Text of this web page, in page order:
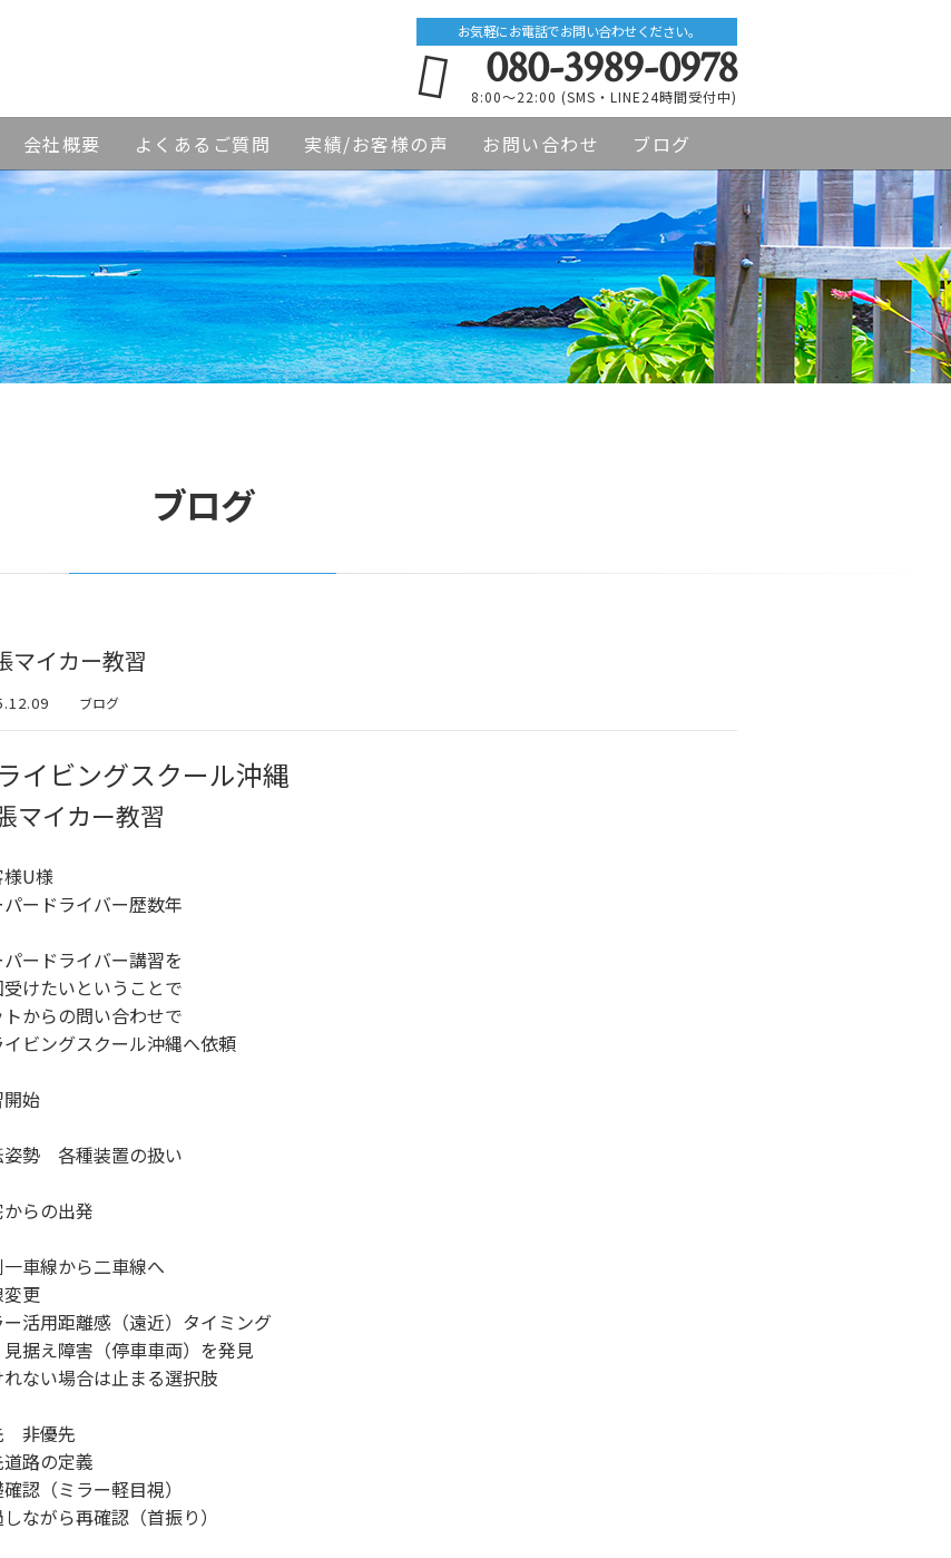
お気軽にお電話でお問い合わせください。
080-3989-0978
8:00～22:00 (SMS・LINE24時間受付中)
会社概要 よくあるご質問 実績/お客様の声 お問い合わせ ブログ
ブログ
マイカー教習
ブログ
イビングスクール沖縄
マイカー教習
様U様
ードライバー歴数年
ードライバー講習を
けたいということで
トからの問い合わせで
イビングスクール沖縄へ依頼
始
姿勢 各種装置の扱い
からの出発
一車線から二車線へ
更
ー活用距離感（遠近）タイミング
据え障害（停車車両）を発見
れない場合は止まる選択肢
非優先
路の定義
認（ミラー軽目視）
ながら再確認（首振り）